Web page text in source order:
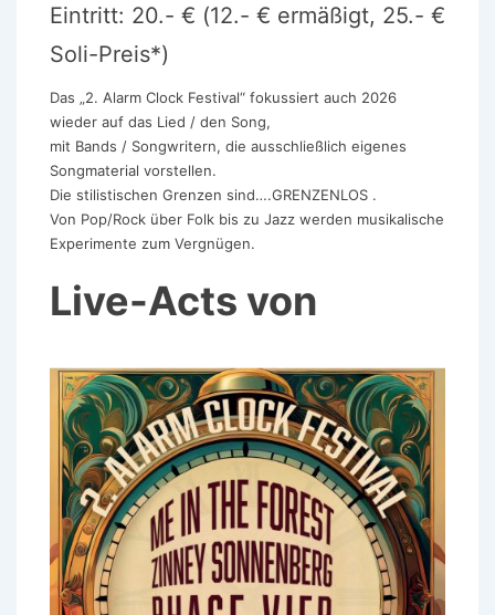
Eintritt: 20.- € (12.- € ermäßigt, 25.- €
Soli-Preis*)
Das „2. Alarm Clock Festival“ fokussiert auch 2026
wieder auf das Lied / den Song,
mit Bands / Songwritern, die ausschließlich eigenes
Songmaterial vorstellen.
Die stilistischen Grenzen sind….GRENZENLOS .
Von Pop/Rock über Folk bis zu Jazz werden musikalische
Experimente zum Vergnügen.
Live-Acts von